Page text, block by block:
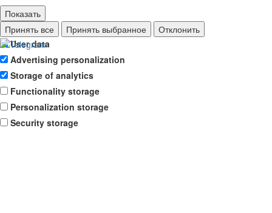
Показать
Ad storage
User data
Advertising personalization
Storage of analytics
Functionality storage
Personalization storage
Security storage
Принять все Принять выбранное Отклонить